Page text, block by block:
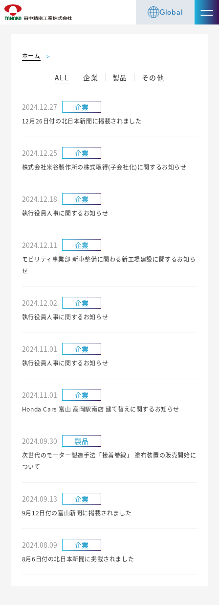
Global
ホーム
ALL 企業 製品 その他
2024.12.27 企業
12月26日付の北日本新聞に掲載されました
2024.12.25 企業
株式会社米谷製作所の株式取得(子会社化)に関するお知らせ
2024.12.18 企業
執行役員人事に関するお知らせ
2024.12.11 企業
モビリティ事業部 新車整備に関わる新工場建設に関するお知ら
せ
2024.12.02 企業
執行役員人事に関するお知らせ
2024.11.01 企業
執行役員人事に関するお知らせ
2024.11.01 企業
Honda Cars 富山 高岡駅南店 建て替えに関するお知らせ
2024.09.30 製品
次世代のモーター製造手法「接着巻線」 塗布装置の販売開始に
ついて
2024.09.13 企業
9月12日付の富山新聞に掲載されました
2024.08.09 企業
8月6日付の北日本新聞に掲載されました